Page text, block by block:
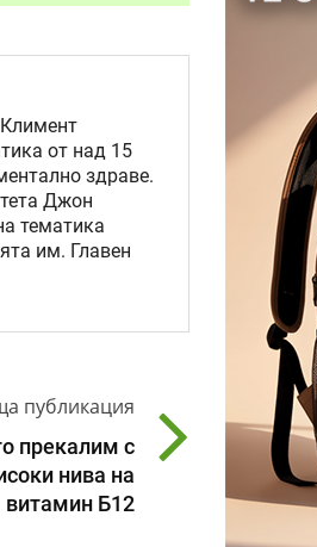
от над 15
здраве.
Джон
тематика
им. Главен
публикация
прекалим с
нива на
витамин Б12